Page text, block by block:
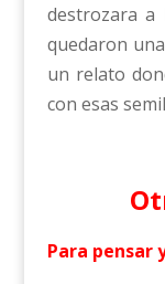
destrozara a
quedaron
un relato
con esas
Para pensar